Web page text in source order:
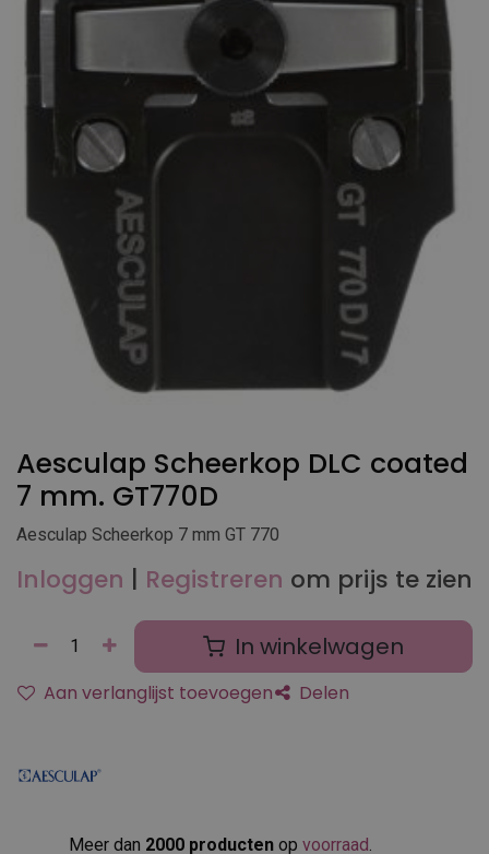
Aesculap Scheerkop DLC coated
7 mm. GT770D
Aesculap Scheerkop 7 mm GT 770
Inloggen | Registreren om prijs te zien
In winkelwagen
Aan verlanglijst toevoegen Delen
Meer dan 2000 producten op voorraad.​